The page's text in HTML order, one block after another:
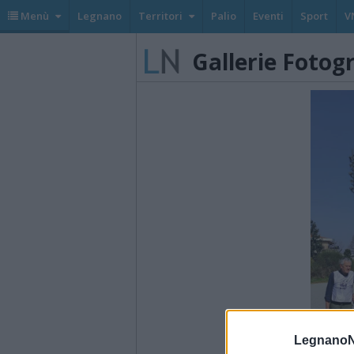
Menù Legnano Territori Palio Eventi Sport
Gallerie